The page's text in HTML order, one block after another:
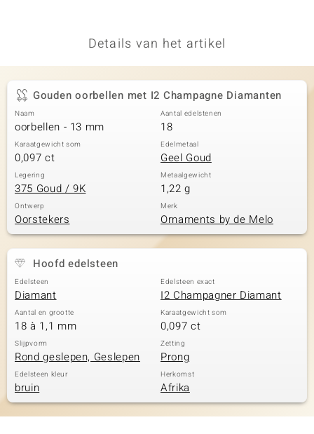
Details van het artikel
Gouden oorbellen met I2 Champagne Diamanten
Naam
oorbellen - 13 mm
Aantal edelstenen
18
Karaatgewicht som
0,097 ct
Edelmetaal
Geel Goud
Legering
375 Goud / 9K
Metaalgewicht
1,22 g
Ontwerp
Oorstekers
Merk
Ornaments by de Melo
Hoofd edelsteen
Edelsteen
Diamant
Edelsteen exact
I2 Champagner Diamant
Aantal en grootte
18 à 1,1 mm
Karaatgewicht som
0,097 ct
Slijpvorm
Rond geslepen, Geslepen
Zetting
Prong
Edelsteen kleur
bruin
Herkomst
Afrika